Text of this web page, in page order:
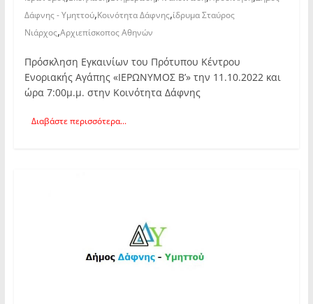
Δάφνης - Υμηττού,Κοινότητα Δάφνης,ίδρυμα Σταύρος
Νιάρχος,Αρχιεπίσκοπος Αθηνών
Πρόσκληση Εγκαινίων του Πρότυπου Κέντρου
Ενοριακής Αγάπης «ΙΕΡΩΝΥΜΟΣ Β’» την 11.10.2022 και
ώρα 7:00μ.μ. στην Κοινότητα Δάφνης
Διαβάστε περισσότερα...